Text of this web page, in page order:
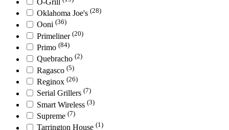
O-Grill
Oklahoma Joe's (28)
Ooni (36)
Primeliner (20)
Primo (84)
Quebracho (2)
Ragasco (5)
Reginox (26)
Serial Grillers (7)
Smart Wireless (3)
Supreme (7)
Tarrington House (1)